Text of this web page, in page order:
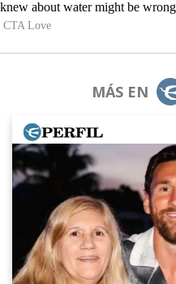
MÁS EN